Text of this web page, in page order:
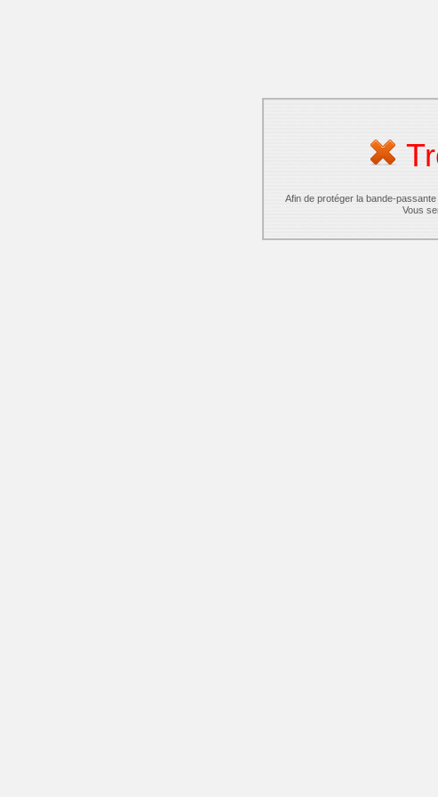
Afin de protéger la bande-
Vous